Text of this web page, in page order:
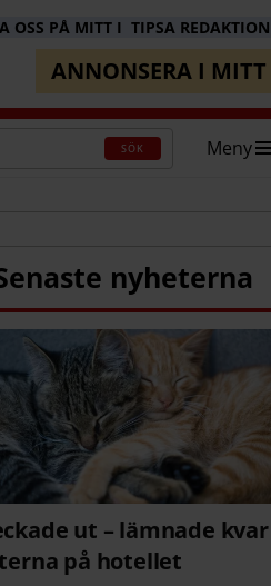
OSS PÅ MITT I TIPSA
ANNONSERA I MITT
SÖK Meny
nyheterna
ut – lämnade kvar
på hotellet